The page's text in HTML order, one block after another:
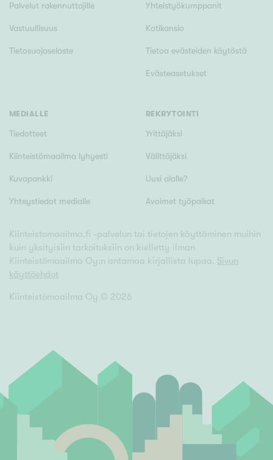
Järvi- tai merinäköala
Maalämpö
Oma ranta
Senioriasunto
Palvelut rakennuttajille
Vastuullisuus
Tietosuojaseloste
Yhteistyökumppanit
Kotikansio
Tietoa evästeiden käytöstä
Evästeasetukset
MEDIALLE
Tiedotteet
Kiinteistömaailma lyhyesti
Kuvapankki
Yhteystiedot medialle
REKRYTOINTI
Yrittäjäksi
Välittäjäksi
Uusi alalle?
Avoimet työpaikat
Kiinteistomaailma.fi -palvelun tai tietojen käyttäminen muihin
kuin yksityisiin tarkoituksiin on kielletty ilman
Kiinteistömaailma Oy:n antamaa kirjallista lupaa. Sivun
käyttöehdot
Kiinteistömaailma Oy © 2026